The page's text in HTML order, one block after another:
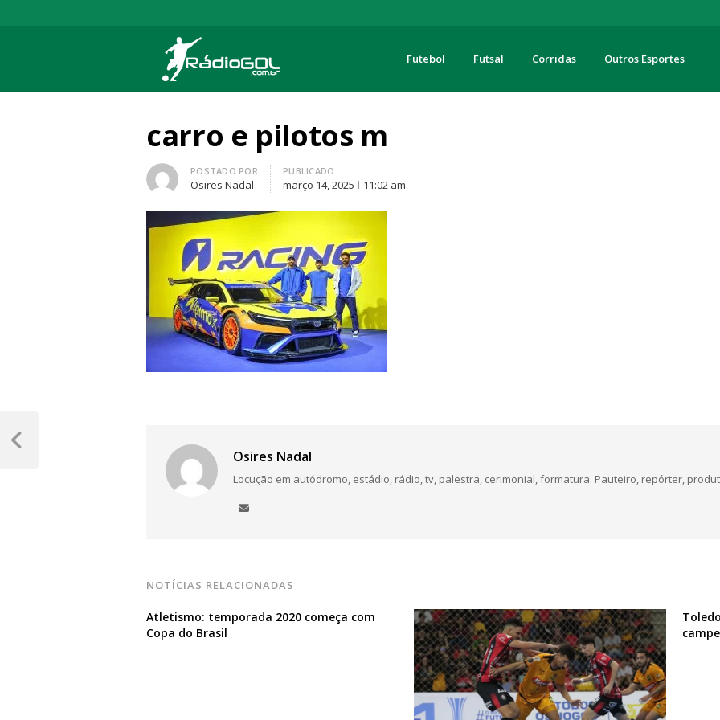
Rádio Gol
Há mais de 20 anos com as melhores coberturas
Futebol Futsal Corridas Outros Esportes
carro e pilotos m
Autor
POSTADO POR
Osires Nadal
PUBLICADO
março 14, 2025 11:02 am
Osires Nadal
Locução em autódromo, estádio, rádio, tv, palestra, cerimonial, formatura. Pauteiro, repórter,
NOTÍCIAS RELACIONADAS
Atletismo: temporada 2020 começa com
Copa do Brasil
Navegação
de
Post